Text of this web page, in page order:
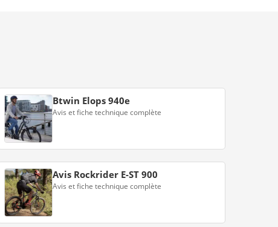
Btwin Elops 940e
Avis et fiche technique complète
Avis Rockrider E-ST 900
Avis et fiche technique complète